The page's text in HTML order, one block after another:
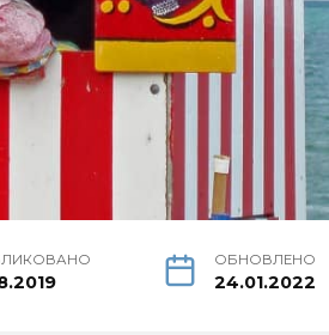
ОБНОВЛЕНО
24.01.2022